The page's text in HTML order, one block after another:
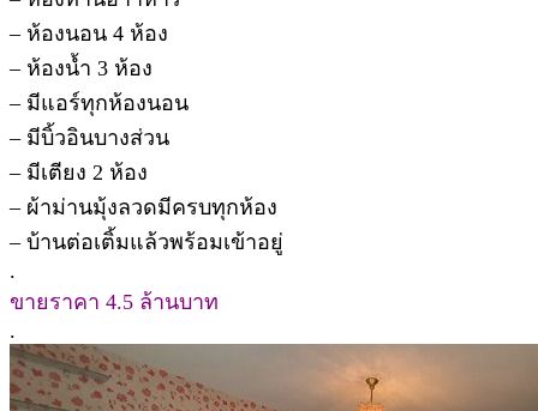
– ห้องนอน 4 ห้อง
– ห้องน้ำ 3 ห้อง
– มีแอร์ทุกห้องนอน
– มีบิ้วอินบางส่วน
– มีเตียง 2 ห้อง
– ผ้าม่านมุ้งลวดมีครบทุกห้อง
– บ้านต่อเติ้มแล้วพร้อมเข้าอยู่
.
ขายราคา 4.5 ล้านบาท
.